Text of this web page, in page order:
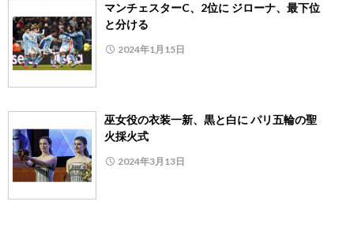
マンチェスターC、2位に ジローナ、最下位
と分ける
2024年1月15日
巫女役の衣装一新、黒と白に パリ五輪の聖
火採火式
2024年3月13日